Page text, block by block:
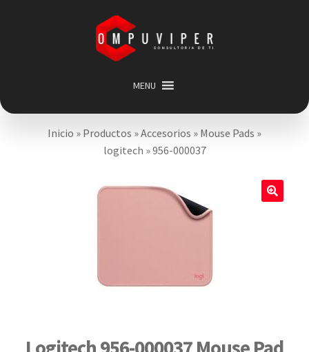
Saltar
navegación
contenido
MENU
Inicio
Categorias
Expandir
Carrito
Mi cuenta
Inicio » Productos »Accesorios » Mouse Pads »
logitech »956-000037